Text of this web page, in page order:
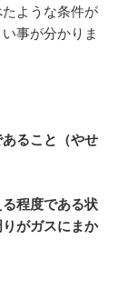
ような条件が
事が分かりま
ること（やせ
程度である状
がガスにまか